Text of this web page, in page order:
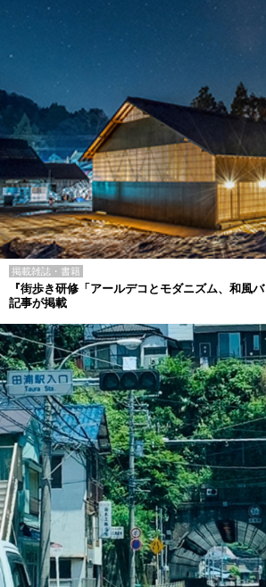
掲載雑誌・書籍
『街歩き研修「アールデコとモダニズム、和風
記事が掲載